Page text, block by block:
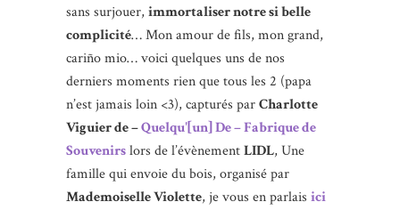
sans surjouer, immortaliser notre si belle
complicité… Mon amour de fils, mon grand,
cariño mio… voici quelques uns de nos
derniers moments rien que tous les 2 (papa
n’est jamais loin <3), capturés parCharlotte
Viguier de –Quelqu'[un] De – Fabrique de
Souvenirslors de l’évènementLIDL, Une
famille qui envoie du bois, organisé par
Mademoiselle Violette, je vous en parlais ici